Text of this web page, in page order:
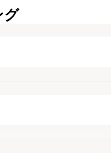
グ